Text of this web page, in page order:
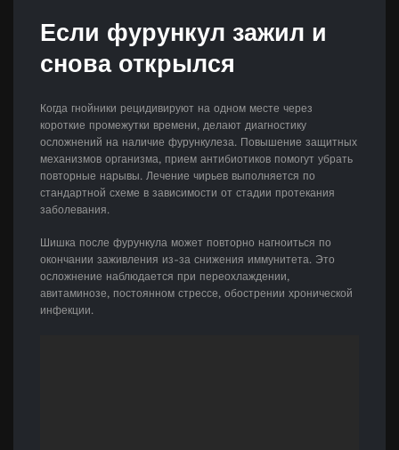
Если фурункул зажил и
снова открылся
Когда гнойники рецидивируют на одном месте через
короткие промежутки времени, делают диагностику
осложнений на наличие фурункулеза. Повышение защитных
механизмов организма, прием антибиотиков помогут убрать
повторные нарывы. Лечение чирьев выполняется по
стандартной схеме в зависимости от стадии протекания
заболевания.
Шишка после фурункула может повторно нагноиться по
окончании заживления из-за снижения иммунитета. Это
осложнение наблюдается при переохлаждении,
авитаминозе, постоянном стрессе, обострении хронической
инфекции.